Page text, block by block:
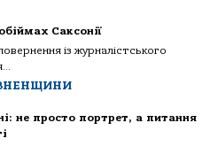
Саксонії
із журналістського
не просто портрет, а питання